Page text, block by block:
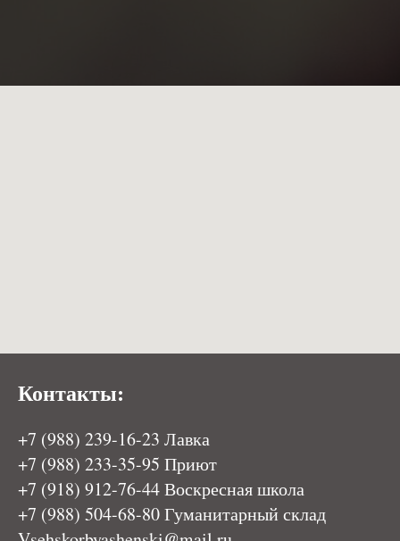
Контакты:
+7 (988) 239-16-23 Лавка
+7 (988) 233-35-95 Приют
+7 (918) 912-76-44Воскресная школа
+7 (988) 504-68-80 Гуманитарный склад